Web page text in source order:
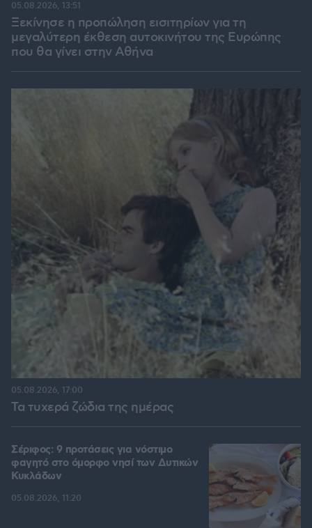
Ξεκίνησε η προπώληση εισιτηρίων για τη
μεγαλύτερη έκθεση αυτοκινήτου της Ευρώπης
που θα γίνει στην Αθήνα
05.08.2026, 13:51
Τα τυχερά ζώδια της ημέρας
05.08.2026, 17:00
Σέριφος: 9 προτάσεις για νόστιμο
φαγητό στο όμορφο νησί των Δυτικών
Κυκλάδων
05.08.2026, 11:20